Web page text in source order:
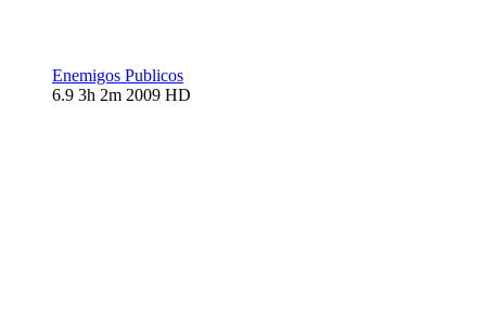
Enemigos Publicos
6.9 3h 2m 2009 HD